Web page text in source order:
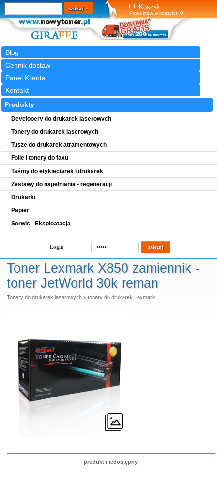
Koszyk
Produktów w koszyku: 0
Blog
Cennik dostaw
Panel Klienta
Kontakt
Wyszukiwarka
szukaj
Produkty
Developery do drukarek laserowych
Tonery do drukarek laserowych
Tusze do drukarek atramentowych
Folie i tonery do faxu
Taśmy do etykieciarek i drukarek
Zestawy do napełniania - regeneracji
Drukarki
Papier
Serwis - Eksploatacja
Toner Lexmark X850 zamiennik -
toner JetWorld 30k reman
Tonery do drukarek laserowych» tonery do drukarek Lexmark
produkt niedostępny